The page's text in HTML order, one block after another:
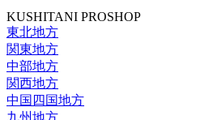
KUSHITANI PROSHOP
東北地方
関東地方
中部地方
関西地方
中国四国地方
九州地方